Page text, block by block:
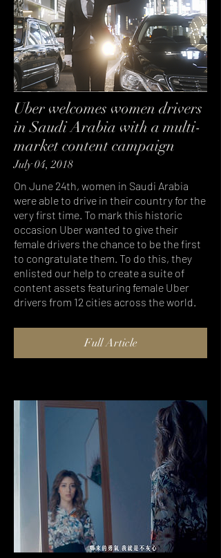
Uber welcomes women drivers
in Saudi Arabia with a multi-
market content campaign
July 04, 2018
On June 24th, women in Saudi Arabia
were able to drive in their country for the
very first time. To mark this historic
occasion Uber wanted to give their
female drivers the chance to be the first
to congratulate them. To do this, they
enlisted our help to create a suite of
content assets featuring female Uber
drivers from 12 cities across the world.
Full Article